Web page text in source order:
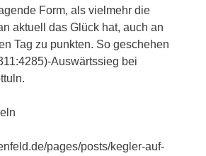
Form, als vielmehr die
aktuell das Glück hat, auch an
Tag zu punkten. So geschehen
Auswärtssieg bei
pages/posts/kegler-auf-